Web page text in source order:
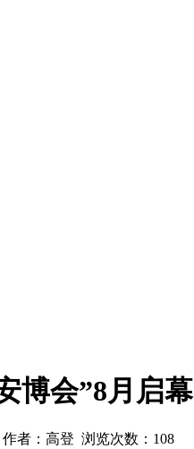
博会”8月启幕
作者：高登 浏览次数： 108